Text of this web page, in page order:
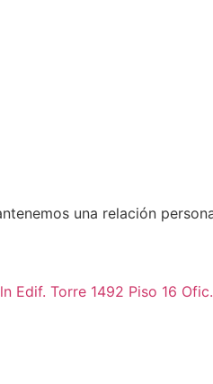
una relación
Edif. Torre 1492 Piso 16